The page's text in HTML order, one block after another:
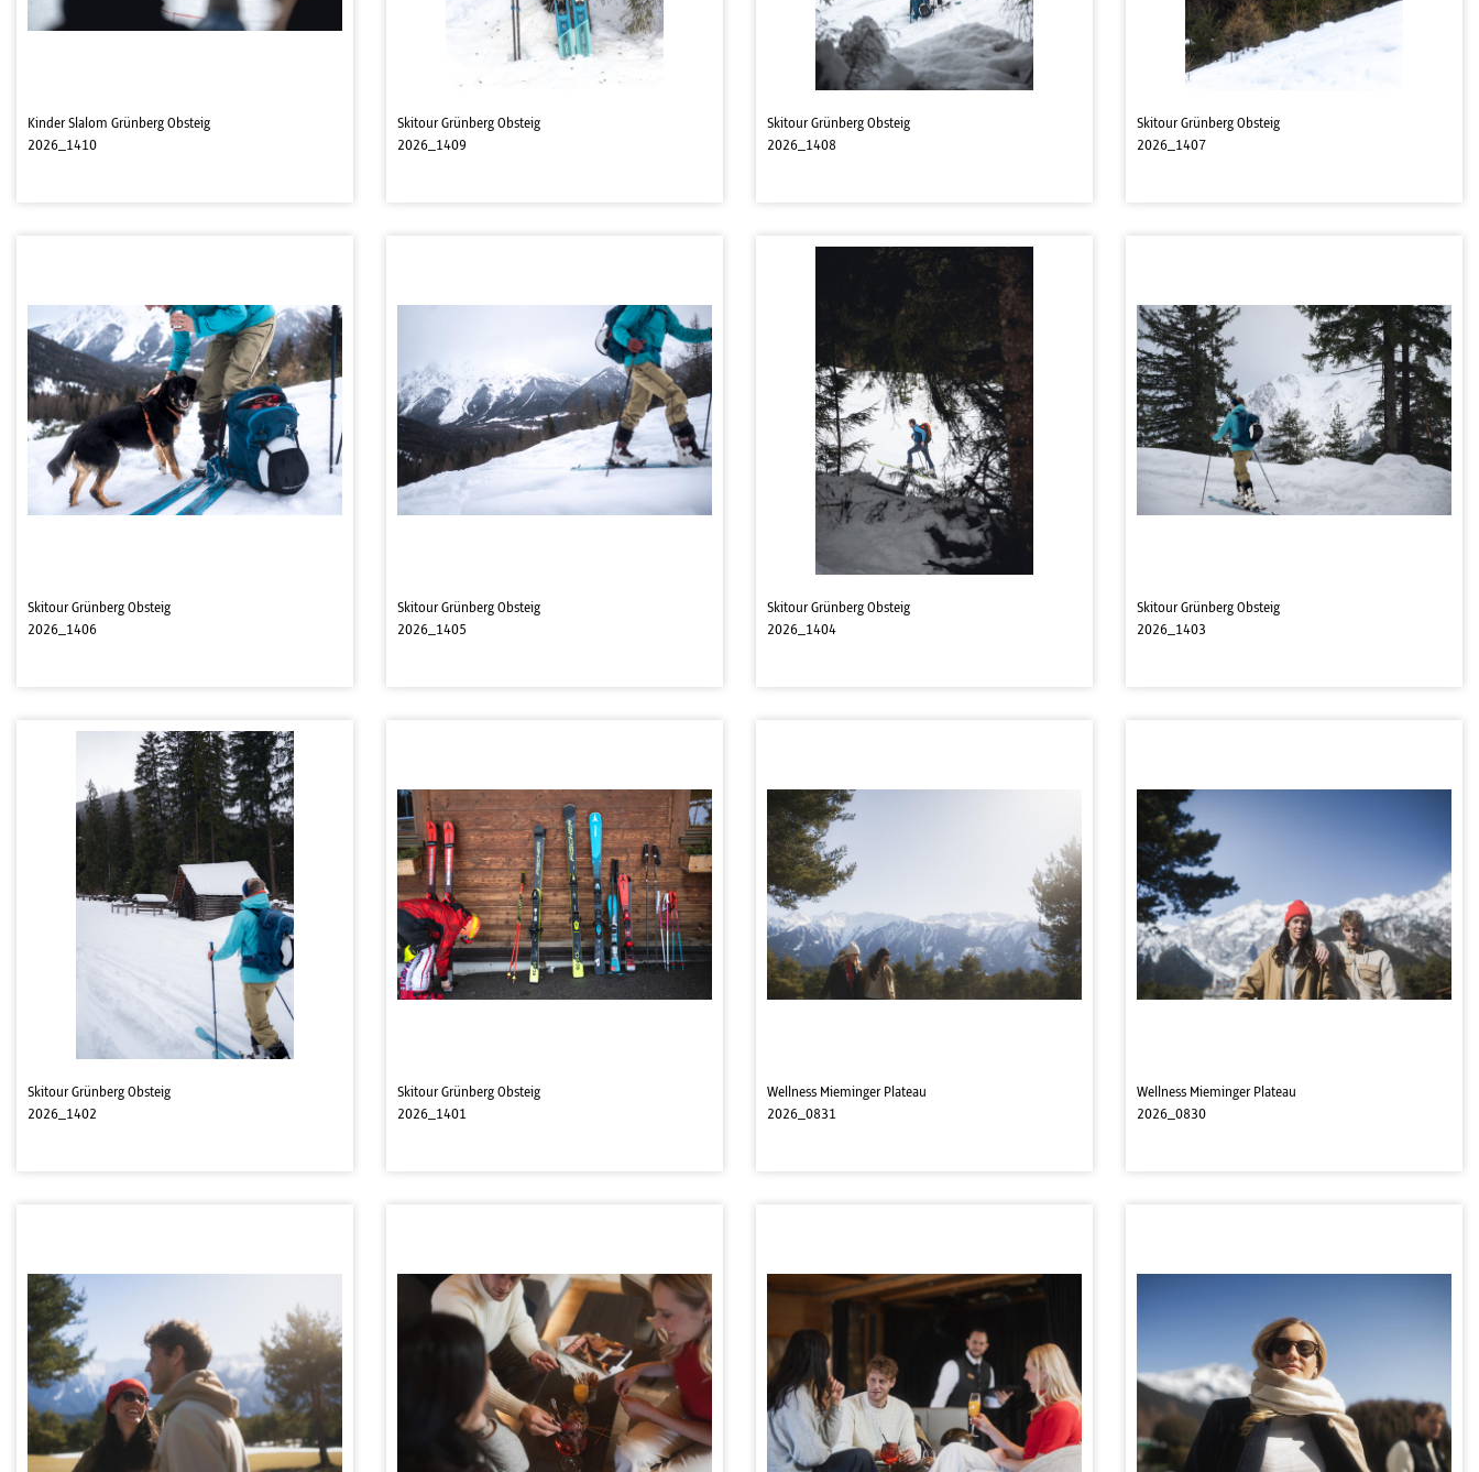
Kinder Slalom Grünberg Obsteig
2026_1410
Skitour Grünberg Obsteig
2026_1409
Skitour Grünberg Obsteig
2026_1408
Skitour Grünberg Obsteig
2026_1407
Skitour Grünberg Obsteig
2026_1406
Skitour Grünberg Obsteig
2026_1405
Skitour Grünberg Obsteig
2026_1404
Skitour Grünberg Obsteig
2026_1403
Skitour Grünberg Obsteig
2026_1402
Skitour Grünberg Obsteig
2026_1401
Wellness Mieminger Plateau
2026_0831
Wellness Mieminger Plateau
2026_0830